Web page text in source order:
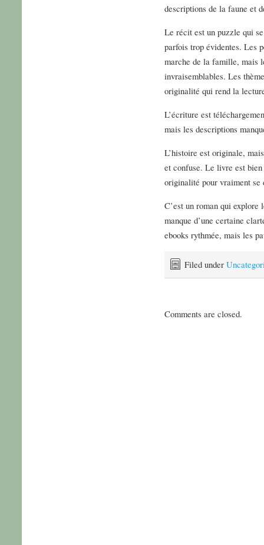
descriptions de la faune et
Le récit est un puzzle qui
parfois trop évidentes. Les
marche de la famille, mais
invraisemblables. Les
originalité qui rend la
L’écriture est
mais les descriptions
L’histoire est originale,
et confuse. Le livre est
originalité pour vraiment se
C’est un roman qui explore
manque d’une certaine
ebooks rythmée, mais les
Filed under
Comments are closed.